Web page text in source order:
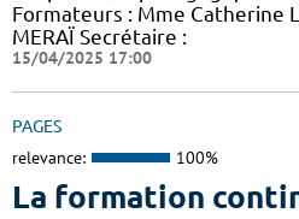
Formateurs : Mme Catherine
MERAÏ Secrétaire :
15/04/2025 17:00
PAGES
relevance: 100%
La formation